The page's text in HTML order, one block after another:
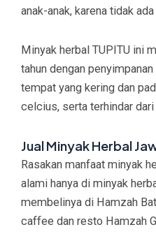
anak-anak, karena tidak
Minyak herbal TUPITU ini
tahun dengan
tempat yang kering dan
celcius, serta terhindar
Jual Minyak Herbal
Rasakan manfaat minyak
alami hanya di minyak
membelinya di Hamzah
caffee dan resto Hamzah